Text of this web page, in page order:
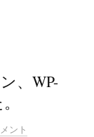
、WP-
ント